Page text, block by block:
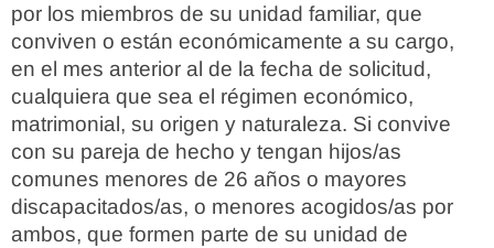
por los miembros de su unidad familiar, que
conviven o están económicamente a su cargo,
en el mes anterior al de la fecha de solicitud,
cualquiera que sea el régimen económico,
matrimonial, su origen y naturaleza. Si convive
con su pareja de hecho y tengan hijos/as
comunes menores de 26 años o mayores
discapacitados/as, o menores acogidos/as por
ambos, que formen parte de su unidad de